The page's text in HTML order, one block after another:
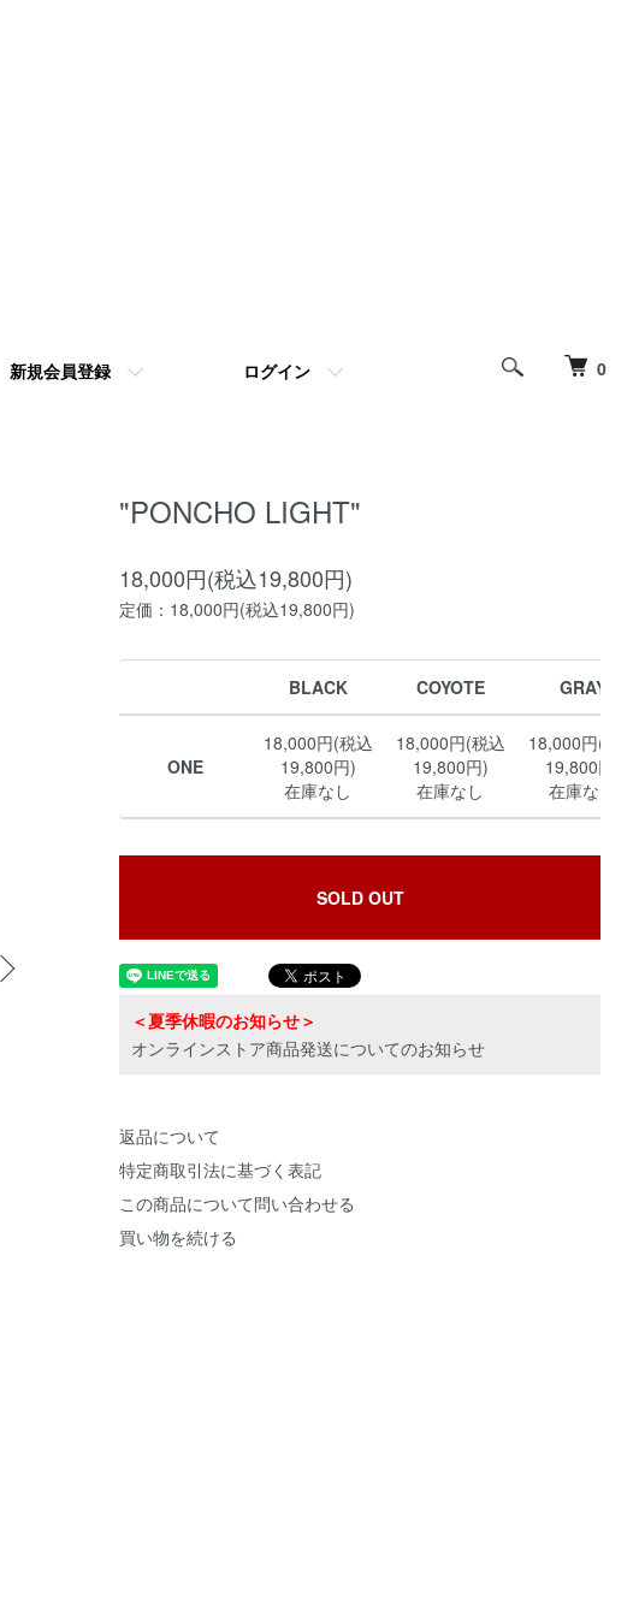
0
新規会員登録 ログイン
"PONCHO LIGHT"
18,000円(税込19,800円)
定価：18,000円(税込19,800円)
BLACK COYOTE GRAY
ONE
18,000円(税込
19,800円)
在庫なし
18,000円(税込
19,800円)
在庫なし
18,000円(税込
19,800円)
在庫なし
SOLD OUT
＜夏季休暇のお知らせ＞
オンラインストア商品発送についてのお知らせ
返品について
特定商取引法に基づく表記
この商品について問い合わせる
買い物を続ける